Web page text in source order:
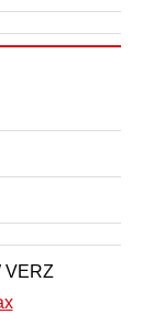
VERZ